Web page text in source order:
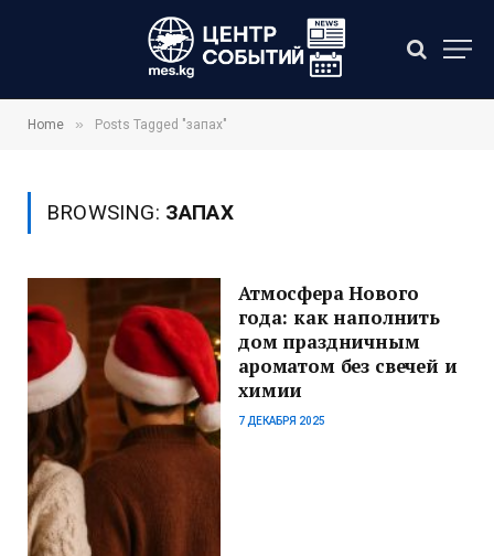
Home » Posts Tagged "запах"
BROWSING: ЗАПАХ
Атмосфера Нового
года: как наполнить
дом праздничным
ароматом без свечей и
химии
7 ДЕКАБРЯ 2025